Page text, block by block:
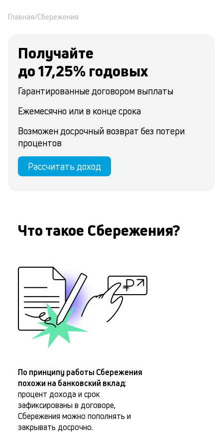
Главная/Сбережения
Получайте
до17,25% годовых
Гарантированные договором выплаты
Ежемесячно или в конце срока
Возможен досрочный возврат без потери
процентов
Рассчитать доход
Что такое Сбережения?
По принципу работы Сбережения
похожи на банковский вклад:
процент дохода и срок
зафиксированы в договоре,
Сбережения можно пополнять и
закрывать досрочно.